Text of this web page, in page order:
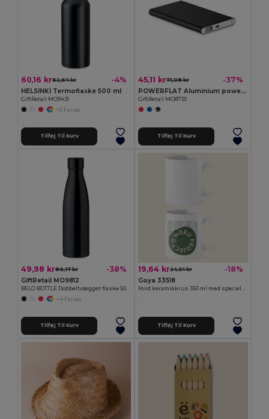
60,16 kr62,64 kr -4%
HELSINKI Termoflaske 500 ml
GiftRetail MO9431
+5 Farver
Tilføj Til Kurv
45,11 kr71,08 kr -37%
POWERFLAT Aluminium powerbank 4000 mAh
GiftRetail MO8735
Tilføj Til Kurv
49,98 kr80,17 kr -38%
GiftRetail MO9812
+4 Farver
Tilføj Til Kurv
19,64 kr24,01 kr -18%
Goya 33518
Tilføj Til Kurv